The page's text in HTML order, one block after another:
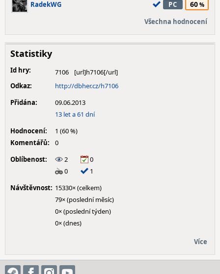
RadekWG PC 60
Všechna hodnocení
Statistiky
Id hry:
7106
Odkaz:
http://dbher.cz/h7106
Přidána:
09.06.2013
13 let a 61 dní
Hodnocení:
1 (60 %)
Komentářů:
0
Oblíbenost:
2
0
0
1
Návštěvnost: 15330× (celkem)
79× (poslední měsíc)
0× (poslední týden)
0× (dnes)
Více